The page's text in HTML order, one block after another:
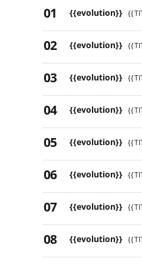
{{evolution}}
{{evolution}}
{{evolution}}
{{evolution}}
{{evolution}}
{{evolution}}
{{evolution}}
{{evolution}}